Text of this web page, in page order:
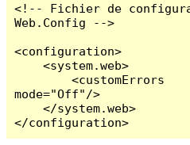
<!-- Fichier de
Web.Config -->
<configuration>
    <system.web>
        <customErrors
mode="Off"/>
    </system.web>
</configuration>